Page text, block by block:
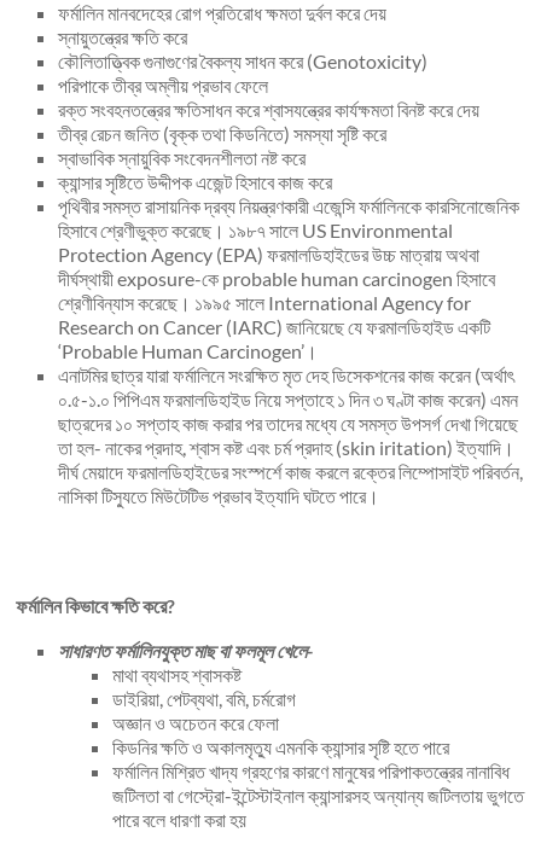
ফর্মালিন মানবদেহের রোগ প্রতিরোধ ক্ষমতা দুর্বল করে দেয়
স্নায়ুতন্ত্রের ক্ষতি করে
কৌলিতাত্ত্বিক গুনাগুণের বৈকল্য সাধন করে (Genotoxicity)
পরিপাকে তীব্র অম্লীয় প্রভাব ফেলে
রক্ত সংবহনতন্ত্রের ক্ষতিসাধন করে শ্বাসযন্ত্রের কার্যক্ষমতা বিনষ্ট করে দেয়
তীব্র রেচন জনিত (বৃক্ক তথা কিডনিতে) সমস্যা সৃষ্টি করে
স্বাভাবিক স্নায়ুবিক সংবেদনশীলতা নষ্ট করে
ক্যান্সার সৃষ্টিতে উদ্দীপক এজেন্ট হিসাবে কাজ করে
পৃথিবীর সমস্ত রাসায়নিক দ্রব্য নিয়ন্ত্রণকারী এজেন্সি ফর্মালিনকে কারসিনোজেনিক
হিসাবে শ্রেণীভুক্ত করেছে। ১৯৮৭ সালে US Environmental
Protection Agency (EPA) ফরমালডিহাইডের উচ্চ মাত্রায় অথবা
দীর্ঘস্থায়ী exposure-কে probable human carcinogen হিসাবে
শ্রেণীবিন্যাস করেছে। ১৯৯৫ সালে International Agency for
Research on Cancer (IARC) জানিয়েছে যে ফরমালডিহাইড একটি
‘Probable Human Carcinogen’।
এনাটমির ছাত্র যারা ফর্মালিনে সংরক্ষিত মৃত দেহ ডিসেকশনের কাজ করেন (অর্থাৎ
০.৫-১.০ পিপিএম ফরমালডিহাইড নিয়ে সপ্তাহে ১ দিন ৩ ঘণ্টা কাজ করেন) এমন
ছাত্রদের ১০ সপ্তাহ কাজ করার পর তাদের মধ্যে যে সমস্ত উপসর্গ দেখা গিয়েছে
তা হল- নাকের প্রদাহ, শ্বাস কষ্ট এবং চর্ম প্রদাহ (skin iritation) ইত্যাদি।
দীর্ঘ মেয়াদে ফরমালডিহাইডের সংস্পর্শে কাজ করলে রক্তের লিম্পোসাইট পরিবর্তন,
নাসিকা টিস্যুতে মিউটেটিভ প্রভাব ইত্যাদি ঘটতে পারে।
ফর্মালিন কিভাবে ক্ষতি করে?
সাধারণত ফর্মালিনযুক্ত মাছ বা ফলমূল খেলে-
মাথা ব্যথাসহ শ্বাসকষ্ট
ডাইরিয়া, পেটব্যথা, বমি, চর্মরোগ
অজ্ঞান ও অচেতন করে ফেলা
কিডনির ক্ষতি ও অকালমৃত্যু এমনকি ক্যান্সার সৃষ্টি হতে পারে
ফর্মালিন মিশ্রিত খাদ্য গ্রহণের কারণে মানুষের পরিপাকতন্ত্রের নানাবিধ
জটিলতা বা গেস্ট্রো-ইন্টেস্টাইনাল ক্যান্সারসহ অন্যান্য জটিলতায় ভুগতে
পারে বলে ধারণা করা হয়